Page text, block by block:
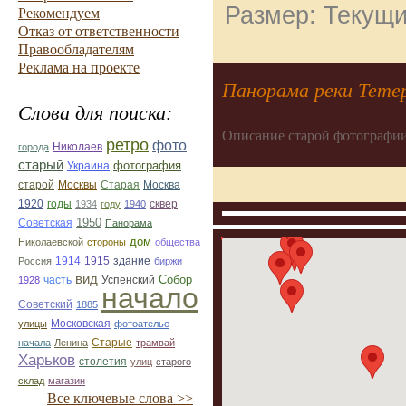
Рекомендуем
Отказ от ответственности
Правообладателям
Реклама на проекте
Слова для поиска:
города Николаев ретро фото
старый Украина фотография
старой Москвы Старая Москва
1920 годы 1934 году 1940 сквер
Советская 1950 Панорама
Николаевской стороны дом общества
Россия 1914 1915 здание биржи
1928 часть вид Успенский Собор
Советский 1885 начало
улицы Московская фотоателье
начала Ленина Старые трамвай
Харьков столетия улиц старого
склад магазин
Все ключевые слова >>
Размер:
Панорама реки
Описание старой